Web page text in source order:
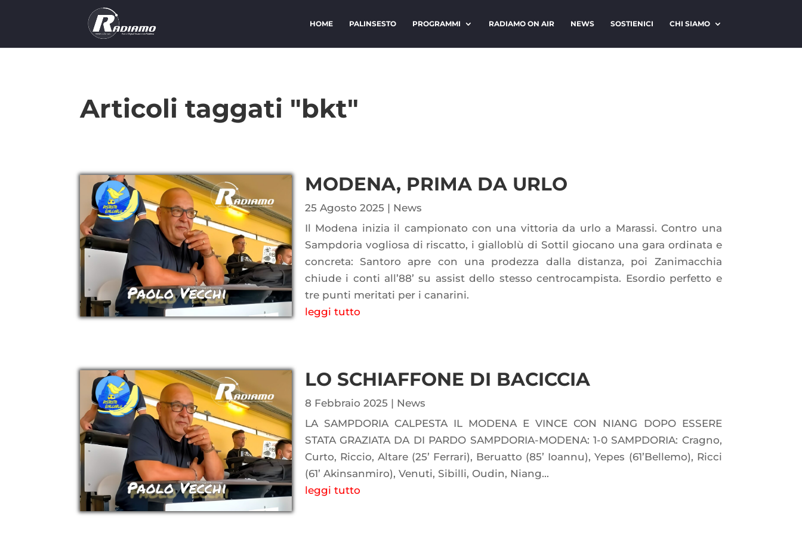
HOME PALINSESTO PROGRAMMI RADIAMO ON AIR NEWS SOSTIENICI CHI SIAMO
Articoli taggati "bkt"
MODENA, PRIMA DA URLO
25 Agosto 2025 | News
Il Modena inizia il campionato con una vittoria da urlo a Marassi. Contro una
Sampdoria vogliosa di riscatto, i gialloblù di Sottil giocano una gara ordinata e
concreta: Santoro apre con una prodezza dalla distanza, poi Zanimacchia
chiude i conti all’88’ su assist dello stesso centrocampista. Esordio perfetto e
tre punti meritati per i canarini.
leggi tutto
LO SCHIAFFONE DI BACICCIA
8 Febbraio 2025 | News
LA SAMPDORIA CALPESTA IL MODENA E VINCE CON NIANG DOPO ESSERE
STATA GRAZIATA DA DI PARDO SAMPDORIA-MODENA: 1-0 SAMPDORIA: Cragno,
Curto, Riccio, Altare (25’ Ferrari), Beruatto (85’ Ioannu), Yepes (61’Bellemo), Ricci
(61’ Akinsanmiro), Venuti, Sibilli, Oudin, Niang...
leggi tutto